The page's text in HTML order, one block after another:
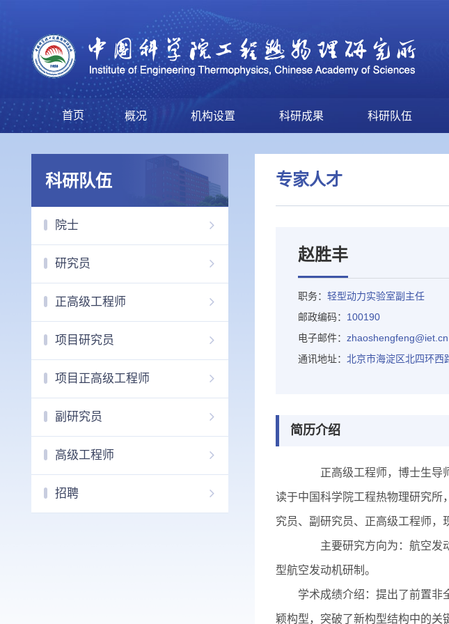
首页 概况 机构设置 科研成果 科研队伍
科研队伍
院士
研究员
正高级工程师
项目研究员
项目正高级工程师
副研究员
高级工程师
招聘
专家人才
赵胜丰
职务： 轻型动力实验室副主任
邮政编码： 100190
电子邮件： zhaoshengfeng@iet.cn
通讯地址： 北京市海淀区北四环西
简历介绍
正高级工程师，博士生导师
读于中国科学院工程热物理研究所
究员、副研究员、正高级工程师，
主要研究方向为：航空发动
型航空发动机研制。
学术成绩介绍：提出了前置非
颖构型，突破了新构型结构中的关